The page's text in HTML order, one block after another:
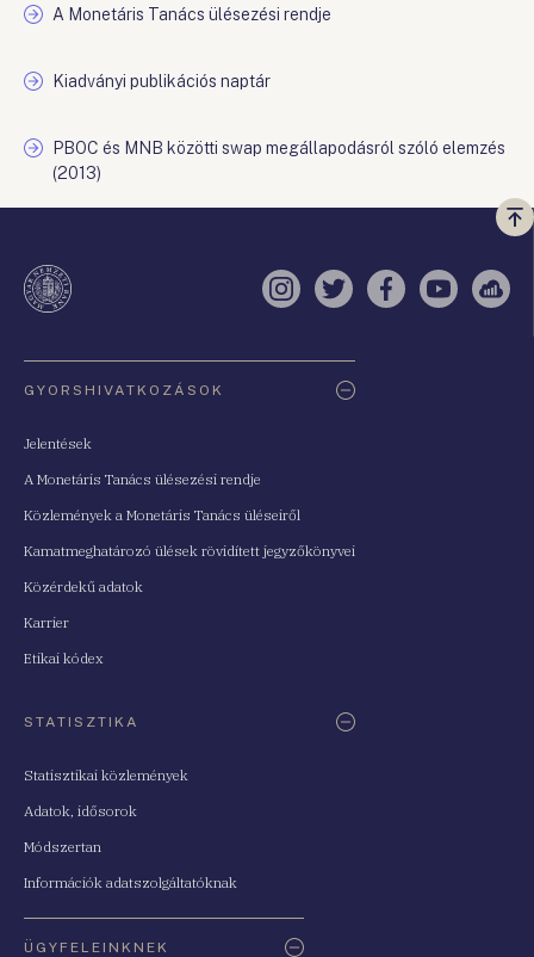
A Monetáris Tanács ülésezési rendje
Kiadványi publikációs naptár
PBOC és MNB közötti swap megállapodásról szóló elemzés
(2013)
a
Instagram
TwitterFacebook
YouTube
GYORSHIVATKOZÁSOK
Jelentések
A Monetáris Tanács ülésezési rendje
Közlemények a Monetáris Tanács üléseiről
Kamatmeghatározó ülések rövidített jegyzőkönyvei
Közérdekű adatok
Karrier
Etikai kódex
STATISZTIKA
Statisztikai közlemények
Adatok, idősorok
Módszertan
Információk adatszolgáltatóknak
ÜGYFELEINKNEK